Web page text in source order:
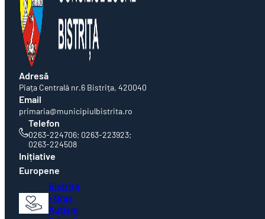
Adresă
Piaţa Centrală nr.6 Bistriţa, 420040
Email
primaria@municipiulbistrita.ro
Telefon
0263-224706; 0263-223923;
0263-224508
Inițiative
Europene
Bistrița
- Oraș
Autism